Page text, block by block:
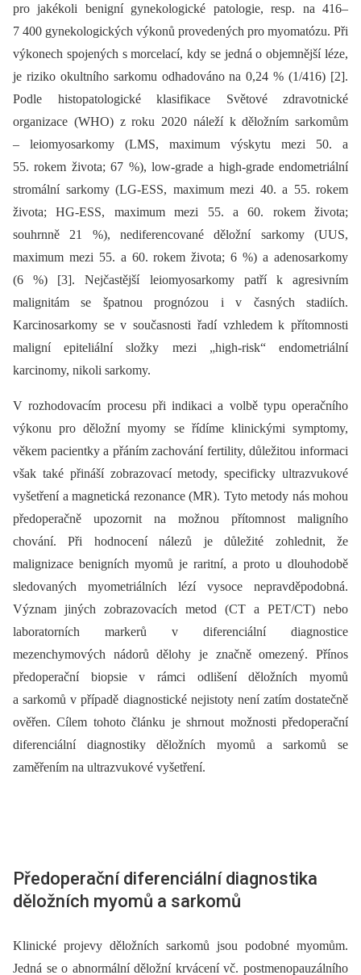
pro jakékoli benigní gynekologické patologie, resp. na 416–
7 400 gynekologických výkonů provedených pro myomatózu. Při
výkonech spojených s morcelací, kdy se jedná o objemnější léze,
je riziko okultního sarkomu odhadováno na 0,24 % (1/416) [2].
Podle histopatologické klasifikace Světové zdravotnické
organizace (WHO) z roku 2020 náleží k děložním sarkomům
–⁠ leiomyosarkomy (LMS, maximum výskytu mezi 50. a
55. rokem života; 67 %), low-grade a high-grade endometriální
stromální sarkomy (LG-ESS, maximum mezi 40. a 55. rokem
života; HG-ESS, maximum mezi 55. a 60. rokem života;
souhrnně 21 %), nediferencované děložní sarkomy (UUS,
maximum mezi 55. a 60. rokem života; 6 %) a adenosarkomy
(6 %) [3]. Nejčastější leiomyosarkomy patří k agresivním
malignitám se špatnou prognózou i v časných stadiích.
Karcinosarkomy se v současnosti řadí vzhledem k přítomnosti
maligní epiteliální složky mezi „high-risk“ endometriální
karcinomy, nikoli sarkomy.
V rozhodovacím procesu při indikaci a volbě typu operačního
výkonu pro děložní myomy se řídíme klinickými symptomy,
věkem pacientky a přáním zachování fertility, důležitou informaci
však také přináší zobrazovací metody, specificky ultrazvukové
vyšetření a magnetická rezonance (MR). Tyto metody nás mohou
předoperačně upozornit na možnou přítomnost maligního
chování. Při hodnocení nálezů je důležité zohlednit, že
malignizace benigních myomů je raritní, a proto u dlouhodobě
sledovaných myometriálních lézí vysoce nepravděpodobná.
Význam jiných zobrazovacích metod (CT a PET/CT) nebo
laboratorních markerů v diferenciální diagnostice
mezenchymových nádorů dělohy je značně omezený. Přínos
předoperační biopsie v rámci odlišení děložních myomů
a sarkomů v případě diagnostické nejistoty není zatím dostatečně
ověřen. Cílem tohoto článku je shrnout možnosti předoperační
diferenciální diagnostiky děložních myomů a sarkomů se
zaměřením na ultrazvukové vyšetření.
Předoperační diferenciální diagnostika
děložních myomů a sarkomů
Klinické projevy děložních sarkomů jsou podobné myomům.
Jedná se o abnormální děložní krvácení vč. postmenopauzálního